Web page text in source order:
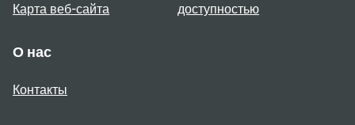
Карта веб-сайта
доступностью
О нас
Контакты